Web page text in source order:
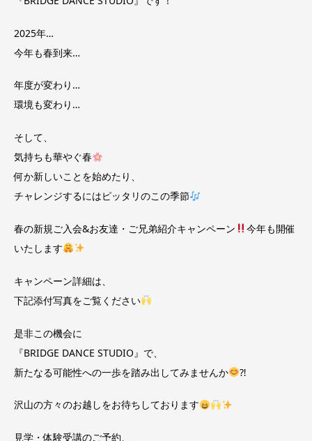
2025年…
今年も春到来…
年度が変わり…
環境も変わり…
そして、
気持ちも華やぐ春
何か新しいことを始めたり、
チャレンジするにはピッタリのこの季節
春の新規ご入会&お友達・ご兄弟紹介キャンペーン
今年も開催
いたします
キャンペーン詳細は、
下記添付写真をご覧ください
是非この機会に
『BRIDGE DANCE STUDIO』で、
新たなる可能性への一歩を踏み出してみませんか
⁈
沢山の方々のお越しをお待ちしております
見学・体験受講のご予約、